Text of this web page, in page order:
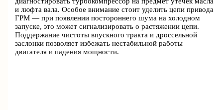
и люфта вала. Особое внимание стоит уделить цепи привода
ГРМ — при появлении постороннего шума на холодном
запуске, это может сигнализировать о растяжении цепи.
Поддержание чистоты впускного тракта и дроссельной
заслонки позволяет избежать нестабильной работы
двигателя и падения мощности.